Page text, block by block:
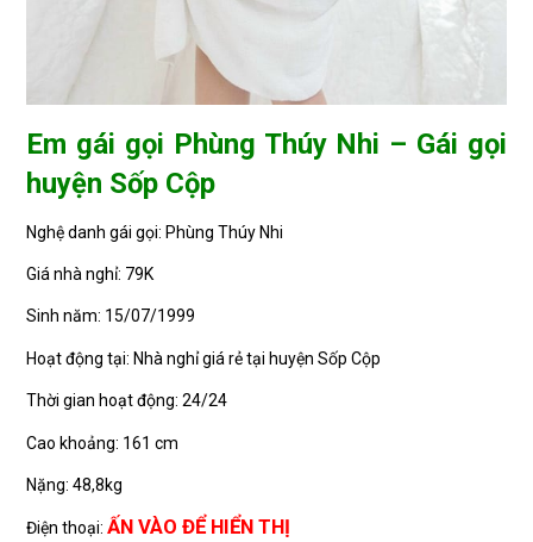
Em gái gọi Phùng Thúy Nhi – Gái gọi
huyện Sốp Cộp
Nghệ danh gái gọi: Phùng Thúy Nhi
Giá nhà nghỉ: 79K
Sinh năm: 15/07/1999
Hoạt động tại: Nhà nghỉ giá rẻ tại huyện Sốp Cộp
Thời gian hoạt động: 24/24
Cao khoảng: 161 cm
Nặng: 48,8kg
Điện thoại:ẤN VÀO ĐỂ HIỂN THỊ